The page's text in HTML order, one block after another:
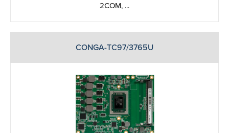
2COM, ...
CONGA-TC97/3765U